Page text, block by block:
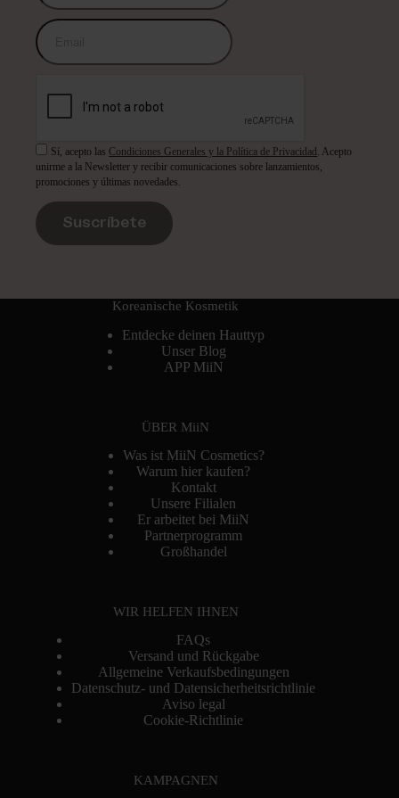
Sí, acepto lasCondiciones Generales y la Política de Privacidad . Acepto
unirme a la Newsletter y recibir comunicaciones sobre lanzamientos,
promociones y últimas novedades.
Suscríbete
Koreanische Kosmetik
Entdecke deinen Hauttyp
Unser Blog
APP MiiN
ÜBER MiiN
Was ist MiiN Cosmetics?
Warum hier kaufen?
Kontakt
Unsere Filialen
Er arbeitet bei MiiN
Partnerprogramm
Großhandel
WIR HELFEN IHNEN
FAQs
Versand und Rückgabe
Allgemeine Verkaufsbedingungen
Datenschutz- und Datensicherheitsrichtlinie
Aviso legal
Cookie-Richtlinie
KAMPAGNEN